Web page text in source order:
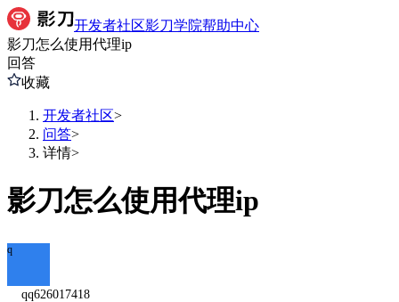
开发者社区影刀学院帮助中心
影刀怎么使用代理ip
回答
收藏
开发者社区>
问答>
详情>
影刀怎么使用代理ip
q
qq626017418